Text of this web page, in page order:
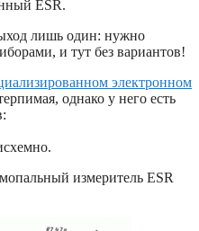
ESR.
лишь один: нужно
и тут без вариантов!
электронном
однако у него есть
измеритель ESR